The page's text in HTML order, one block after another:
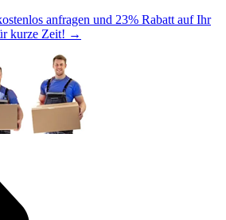
anfragen und 23% Rabatt auf Ihr
kurze Zeit! →